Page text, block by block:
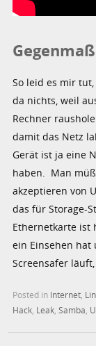
So leid es mir
da nichts, weil
Rechner
damit das Netz
Gerät ist ja eine
haben. Man
akzeptieren von
das für Storage-
Ethernetkarte ist
ein Einsehen hat
Screensafer
Posted in Internet
Hack Leak ,Samba